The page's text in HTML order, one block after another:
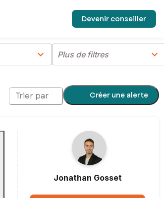
Devenir conseiller
chevron_right Plus de filtres chevron_right
Trier par Créer une alerte
Jonathan Gosset